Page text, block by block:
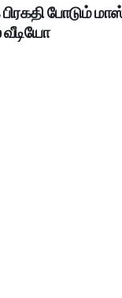
போடும்
வீடியோ